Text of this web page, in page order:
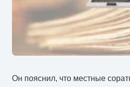
Он пояснил, что местные